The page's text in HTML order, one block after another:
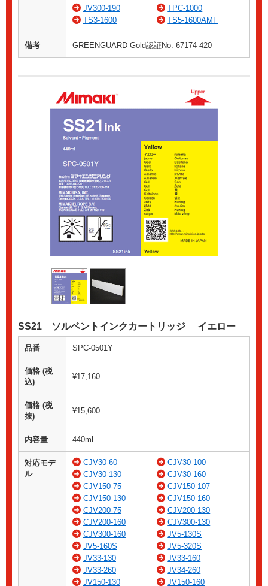
JV300-190
TPC-1000
TS3-1600
TS5-1600AMF
備考 GREENGUARD Gold認証No. 67174-420
SS21 ソルベントインクカートリッジ イエロー
品番 SPC-0501Y
価格 (税
込)
¥17,160
価格 (税
抜)
¥15,600
内容量 440ml
対応モデ
ル
CJV30-60
CJV30-100
CJV30-130
CJV30-160
CJV150-75
CJV150-107
CJV150-130
CJV150-160
CJV200-75
CJV200-130
CJV200-160
CJV300-130
CJV300-160
JV5-130S
JV5-160S
JV5-320S
JV33-130
JV33-160
JV33-260
JV34-260
JV150-130
JV150-160